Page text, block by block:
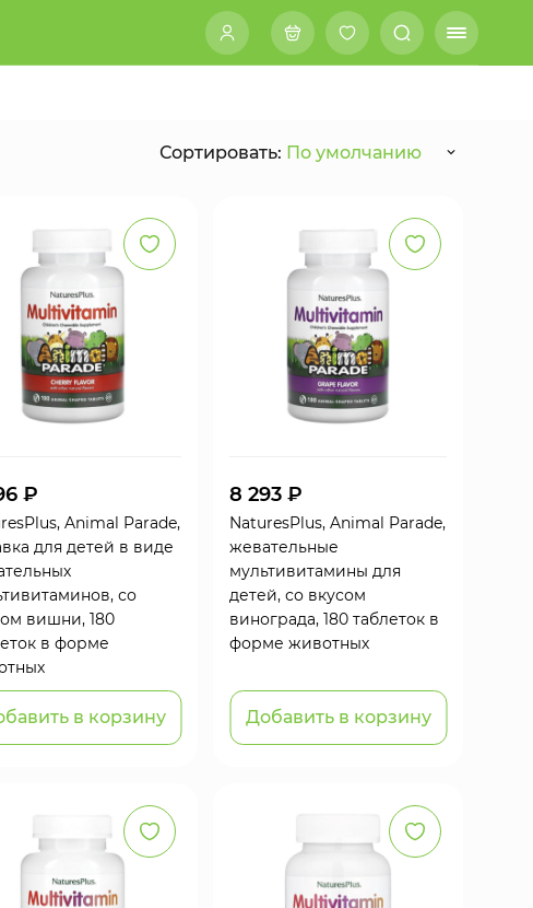
Сортировать: По умолчанию
₽
Animal Parade,
для детей в виде
со
вишни, 180
в форме
в корзину
8 293 ₽
NaturesPlus, Animal Parade,
жевательные
мультивитамины для
детей, со вкусом
винограда, 180 таблеток в
форме животных
Добавить в корзину